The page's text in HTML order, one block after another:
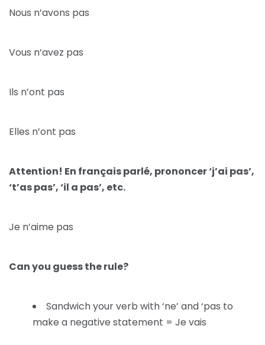
Nous n’avons pas
Vous n’avez pas
Ils n’ont pas
Elles n’ont pas
Attention! En français parlé, prononcer ‘j’ai pas’,
‘t’as pas’, ‘il a pas’, etc.
Je n’aime pas
Can you guess the rule?
Sandwich your verb with ‘ne’ and ‘pas to
make a negative statement = Je vais